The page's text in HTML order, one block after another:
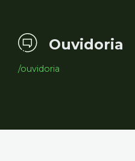
Ouvidoria
/ouvidoria